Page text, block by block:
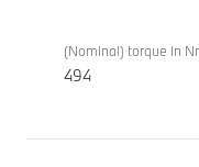
(Nominal) torque in
494